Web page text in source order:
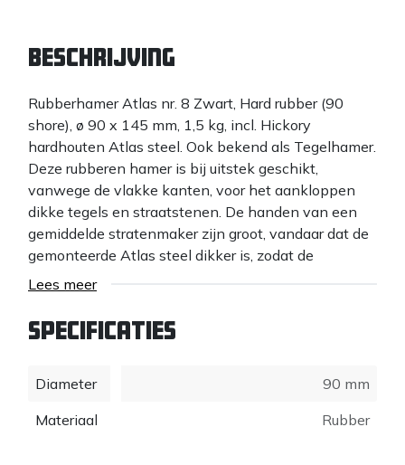
Beschrijving
Rubberhamer Atlas nr. 8 Zwart, Hard rubber (90
shore), ø 90 x 145 mm, 1,5 kg, incl. Hickory
hardhouten Atlas steel. Ook bekend als Tegelhamer.
Deze rubberen hamer is bij uitstek geschikt,
vanwege de vlakke kanten, voor het aankloppen
dikke tegels en straatstenen. De handen van een
gemiddelde stratenmaker zijn groot, vandaar dat de
gemonteerde Atlas steel dikker is, zodat de
rubberhamer perfect in de (grote) hand past en dat
vast te houden. De hardhouten Hickory steel is de
sterkste steel in zijn soort en zorgt voor
meerdere maten en modellen leverbaar. Zowel met
veel gebruikt door professionele Stratenmakers en
Lees meer
Specificaties
Diameter
90 mm
Materiaal
Rubber